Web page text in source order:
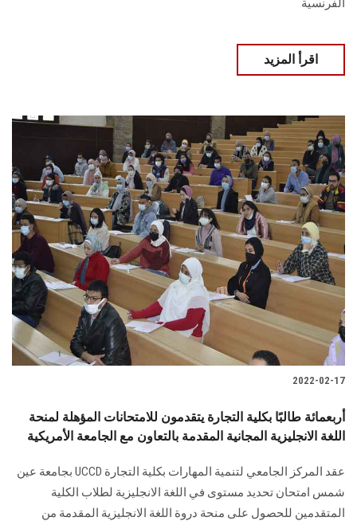
الفرنسية
اقرأ المزيد
2022-02-17
أربعمائة طالبًا بكلية التجارة يتقدمون للامتحانات المؤهلة لمنحة
اللغة الانجليزية المجانية المقدمة بالتعاون مع الجامعة الأمريكية
عقد المركز الجامعي لتنمية المهارات بكلية التجارة UCCD بجامعة عين
شمس امتحان تحديد مستوى في اللغة الانجليزية لطلاب الكلية
المتقدمين للحصول على منحة دروة اللغة الانجليزية المقدمة من